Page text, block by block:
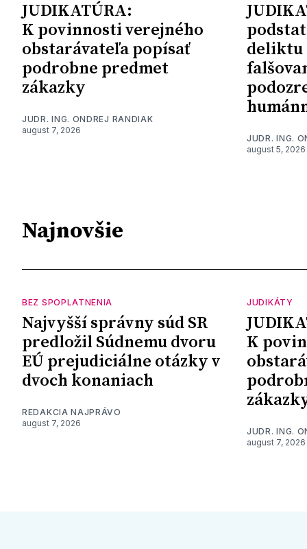
JUDIKATÚRA:
K povinnosti verejného
obstarávateľa popísať
podrobne predmet
zákazky
JUDR. ING. ONDREJ RANDIAK
august 7, 2026
deliktu
JUDR. ING.
august 5, 2026
Najnovšie
BEZ SPOPLATNENIA
Najvyšší správny súd SR
predložil Súdnemu dvoru
EÚ prejudiciálne otázky v
dvoch konaniach
REDAKCIA NAJPRÁVO
august 7, 2026
JUDIKÁTY
K
JUDR. ING.
august 7, 2026